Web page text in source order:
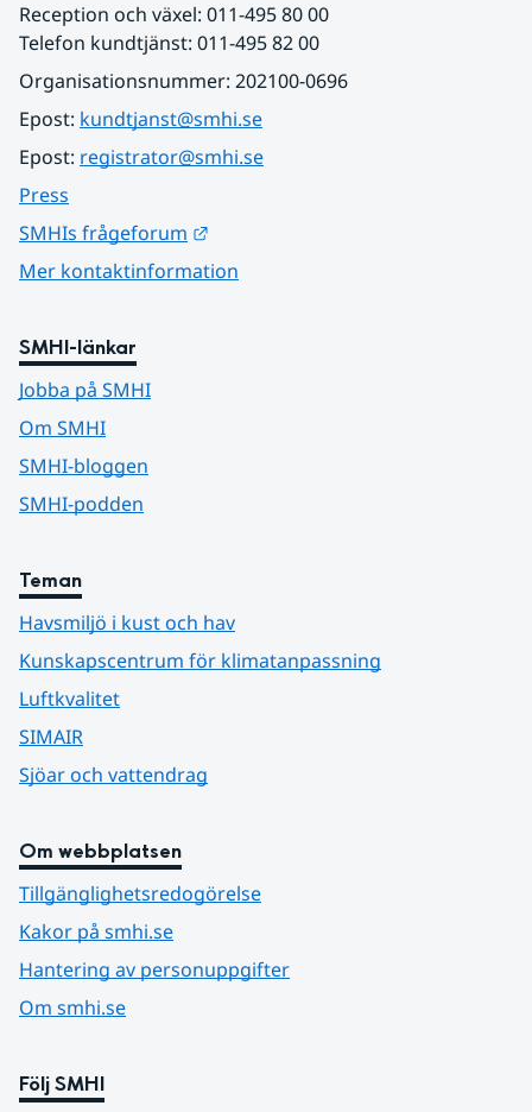
Reception och växel: 011-495 80 00
Telefon kundtjänst: 011-495 82 00
Organisationsnummer: 202100-0696
Epost: kundtjanst@smhi.se
Epost: registrator@smhi.se
Press
SMHIs frågeforum
Mer kontaktinformation
SMHI-länkar
Jobba på SMHI
Om SMHI
SMHI-bloggen
SMHI-podden
Teman
Havsmiljö i kust och hav
Kunskapscentrum för klimatanpassning
Luftkvalitet
SIMAIR
Sjöar och vattendrag
Om webbplatsen
Tillgänglighetsredogörelse
Kakor på smhi.se
Hantering av personuppgifter
Om smhi.se
Följ SMHI